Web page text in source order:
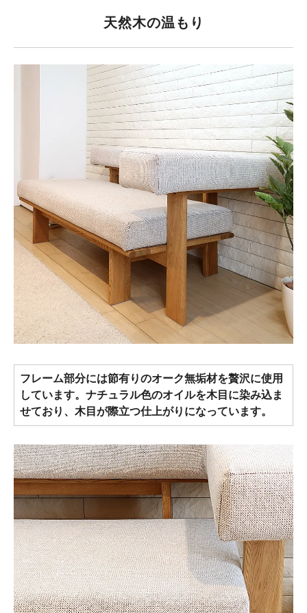
天然木の温もり
フレーム部分には節有りのオーク無垢材を贅沢に使用
しています。ナチュラル色のオイルを木目に染み込ま
せており、木目が際立つ仕上がりになっています。